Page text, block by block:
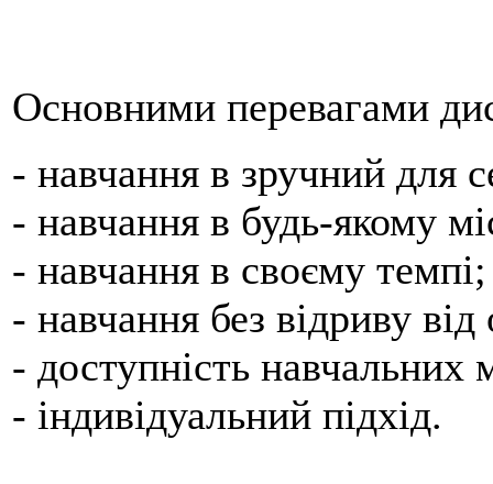
Основними перевагами
- навчання в зручний для
- навчання в будь-якому
- навчання в своєму темпі;
- навчання без відриву від
- доступність навчальних
- індивідуальний підхід.